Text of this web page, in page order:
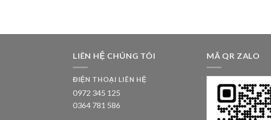
LIÊN HỆ CHÚNG TÔI
ĐIỆN THOẠI LIÊN HỆ
0972 345 125
0364 781 586
MÃ QR ZALO